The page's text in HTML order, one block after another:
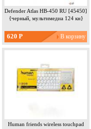
Defender Atlas HB-450 RU [45450]
{черный, мультимедиа 124 кн}
620 Р
Human friends wireless touchpad